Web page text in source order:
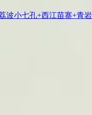
波小七孔+西江苗寨+青